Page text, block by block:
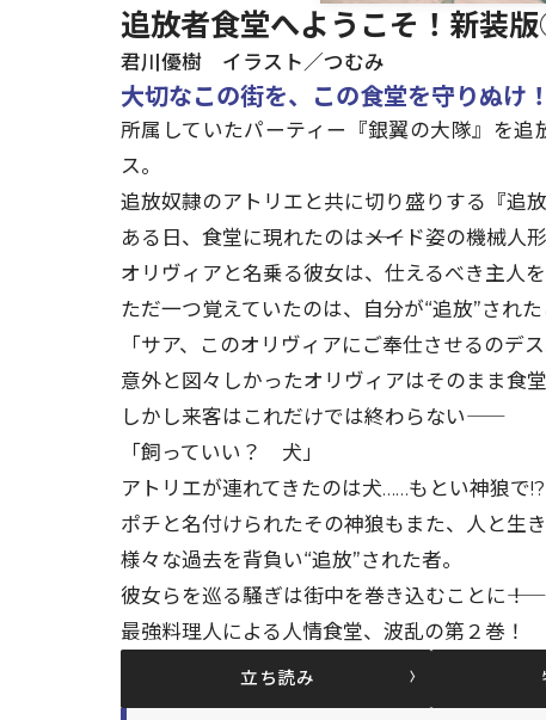
追放者食堂へようこそ！新装
君川優樹 イラスト／つむみ
大切なこの街を、この食堂を守りぬけ
所属していたパーティー『銀翼の大隊』を
ス。
追放奴隷のアトリエと共に切り盛りする『追
ある日、食堂に現れたのは――メイド姿の機械人形
オリヴィアと名乗る彼女は、仕えるべき主人を
ただ一つ覚えていたのは、自分が“追放”され
「サア、このオリヴィアにご奉仕させるのデ
意外と図々しかったオリヴィアはそのまま食
しかし来客はこれだけでは終わらない――
「飼っていい？ 犬」
アトリエが連れてきたのは犬……もとい神狼で!?
ポチと名付けられたその神狼もまた、人と生
様々な過去を背負い“追放”された者。
彼女らを巡る騒ぎは街中を巻き込むことに――！
最強料理人による人情食堂、波乱の第２巻！
立ち読み